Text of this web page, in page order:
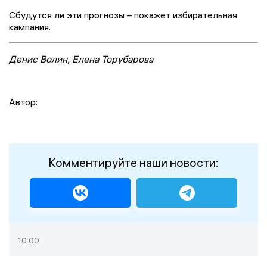
Сбудутся ли эти прогнозы – покажет избирательная
кампания.
Денис Волин, Елена Торубарова
Автор:
Комментируйте наши новости:
10:00